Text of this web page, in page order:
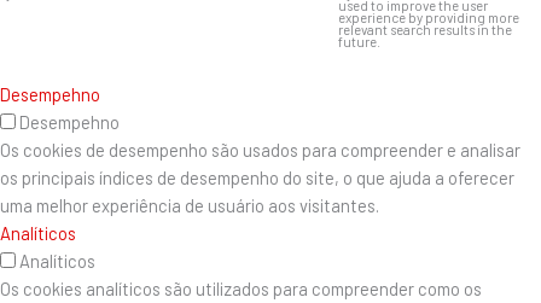
used to improve the user
experience by providing more
relevant search results in the
future.
Desempehno
Desempehno
Os cookies de desempenho são usados ​​para compreender e analisar
os principais índices de desempenho do site, o que ajuda a oferecer
uma melhor experiência de usuário aos visitantes.
Analíticos
Analíticos
Os cookies analíticos são utilizados para compreender como os